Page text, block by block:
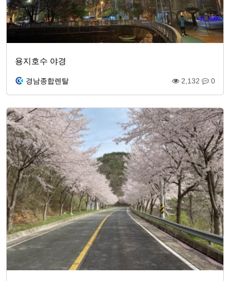
용지호수 야경
경남종합렌탈 2,132 0